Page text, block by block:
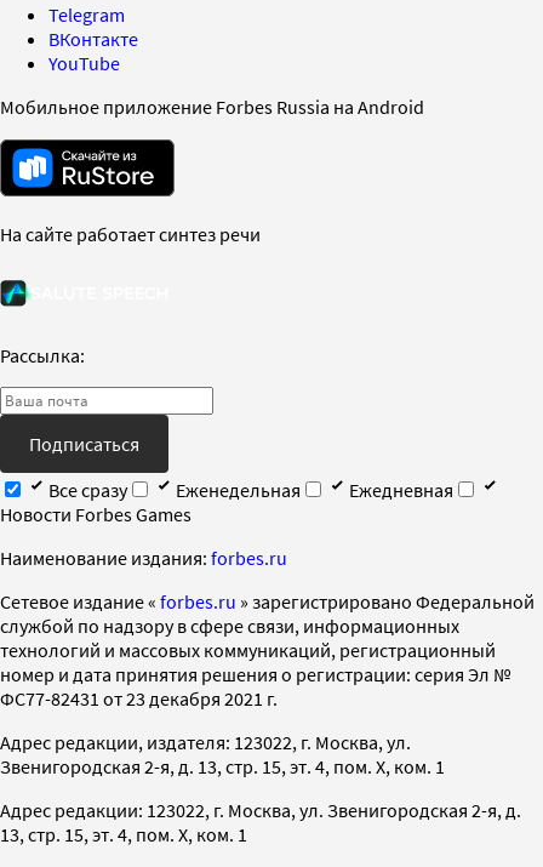
Telegram
ВКонтакте
YouTube
Мобильное приложение Forbes Russia на Android
На сайте работает синтез речи
Рассылка:
Подписаться
Все сразу
Еженедельная
Ежедневная
Новости Forbes Games
Наименование издания: forbes.ru
Cетевое издание « forbes.ru » зарегистрировано Федеральной
службой по надзору в сфере связи, информационных
технологий и массовых коммуникаций, регистрационный
номер и дата принятия решения о регистрации: серия Эл №
ФС77-82431 от 23 декабря 2021 г.
Адрес редакции, издателя: 123022, г. Москва, ул.
Звенигородская 2-я, д. 13, стр. 15, эт. 4, пом. X, ком. 1
Адрес редакции: 123022, г. Москва, ул. Звенигородская 2-я, д.
13, стр. 15, эт. 4, пом. X, ком. 1